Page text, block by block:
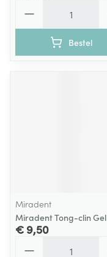
Bestel
Miradent
Miradent Tong-clin Gel
€ 9,50